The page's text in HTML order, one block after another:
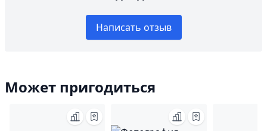
Написать отзыв
Может пригодиться